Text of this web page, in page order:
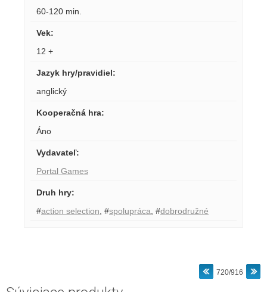
60-120 min.
Vek:
12 +
Jazyk hry/pravidiel:
anglický
Kooperačná hra:
Áno
Vydavateľ:
Portal Games
Druh hry:
#action selection #spolupráca #dobrodružné
720/916